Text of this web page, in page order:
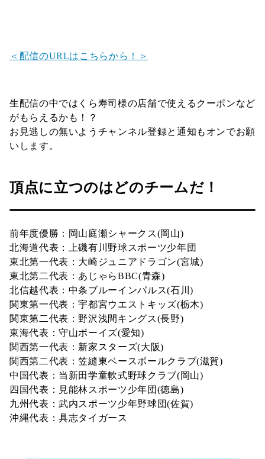
＜配信のURLはこちらから！＞
生配信の中ではくら寿司様の店舗で使えるクーポンなど
がもらえるかも！？
お見逃しの無いようチャンネル登録と通知もオンでお願
いします。
頂点に立つのはどのチームだ！
前年度優勝：岡山庭瀬シャークス(岡山)
北海道代表：上磯有川野球スポーツ少年団
東北第一代表：大崎ジュニアドラゴン(宮城)
東北第二代表：あじゃらBBC(青森)
北信越代表：中条ブルーインパルス(石川)
関東第一代表：宇都宮ウエストキッズ(栃木)
関東第二代表：野沢浅間キングス(長野)
東海代表：守山ボーイズ(愛知)
関西第一代表：新家スターズ(大阪)
関西第二代表：笠縫東ベースボールクラブ(滋賀)
中国代表：当新田学童軟式野球クラブ(岡山)
四国代表：見能林スポーツ少年団(徳島)
九州代表：武内スポーツ少年野球団(佐賀)
沖縄代表：具志タイガース